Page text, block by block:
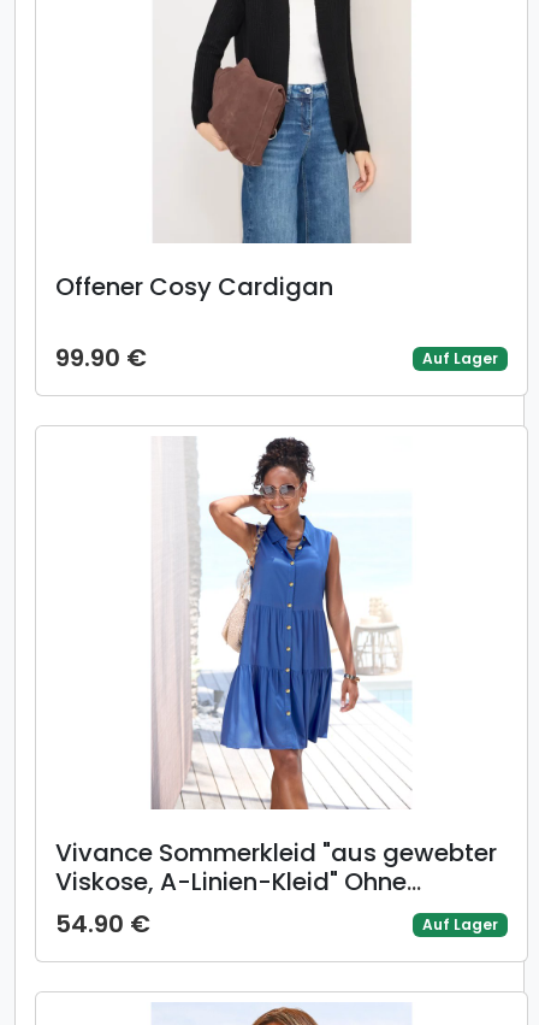
Offener Cosy Cardigan
99.90 € Auf Lager
Vivance Sommerkleid "aus gewebter
Viskose, A-Linien-Kleid" Ohne
Taschen Blusenkleid mit Knopfleiste,
Hemdblusenkleid, Tunikakleid,
Strandkleid
54.90 € Auf Lager